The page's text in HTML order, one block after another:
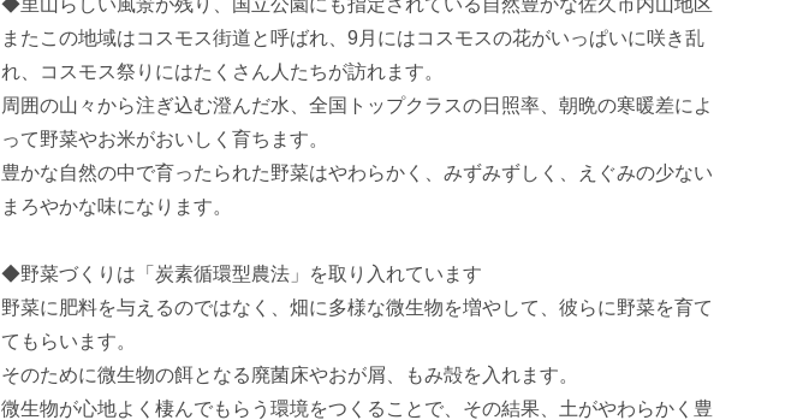
◆里山らしい風景が残り、国立公園にも指定されている自然豊かな佐久市内山地区
またこの地域はコスモス街道と呼ばれ、9月にはコスモスの花がいっぱいに咲き乱
れ、コスモス祭りにはたくさん人たちが訪れます。
周囲の山々から注ぎ込む澄んだ水、全国トップクラスの日照率、朝晩の寒暖差によ
って野菜やお米がおいしく育ちます。
豊かな自然の中で育ったられた野菜はやわらかく、みずみずしく、えぐみの少ない
まろやかな味になります。
◆野菜づくりは「炭素循環型農法」を取り入れています
野菜に肥料を与えるのではなく、畑に多様な微生物を増やして、彼らに野菜を育て
てもらいます。
そのために微生物の餌となる廃菌床やおが屑、もみ殻を入れます。
微生物が心地よく棲んでもらう環境をつくることで、その結果、土がやわらかく豊